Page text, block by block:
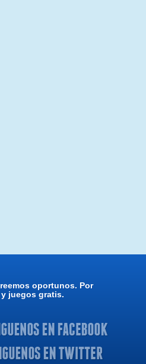
oportunos. Por
juegos gratis.